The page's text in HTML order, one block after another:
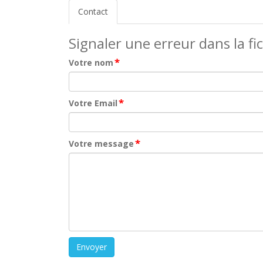
Contact
Signaler une erreur dans la
Votre nom*
Votre Email*
Votre message*